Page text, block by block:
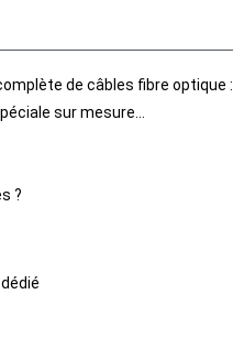
de câbles fibre optique :
sur mesure…
?